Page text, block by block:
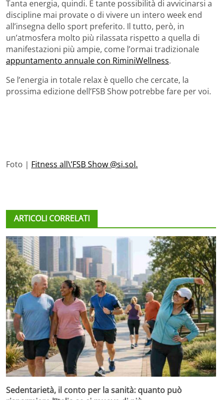
Tanta energia, quindi. E tante possibilità di avvicinarsi a
discipline mai provate o di vivere un intero week end
all’insegna dello sport preferito. Il tutto, però, in
un’atmosfera molto più rilassata rispetto a quella di
manifestazioni più ampie, come l’ormai tradizionale
appuntamento annuale con RiminiWellness.
Se l’energia in totale relax è quello che cercate, la
prossima edizione dell’FSB Show potrebbe fare per voi.
Foto | Fitness all\’FSB Show @si.sol.
ARTICOLI CORRELATI
Sedentarietà, il conto per la sanità: quanto può